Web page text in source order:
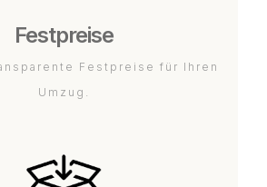
Festpreise
Festpreise für Ihren
Umzug.